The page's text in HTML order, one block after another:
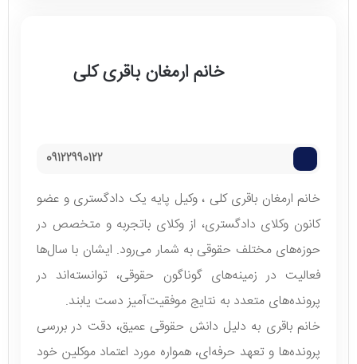
خانم ارمغان باقری کلی
09122990122
خانم ارمغان باقری کلی ، وکیل پایه یک دادگستری و عضو
کانون وکلای دادگستری، از وکلای باتجربه و متخصص در
حوزه‌های مختلف حقوقی به شمار می‌رود. ایشان با سال‌ها
فعالیت در زمینه‌های گوناگون حقوقی، توانسته‌اند در
پرونده‌های متعدد به نتایج موفقیت‌آمیز دست یابند.
خانم باقری به دلیل دانش حقوقی عمیق، دقت در بررسی
پرونده‌ها و تعهد حرفه‌ای، همواره مورد اعتماد موکلین خود